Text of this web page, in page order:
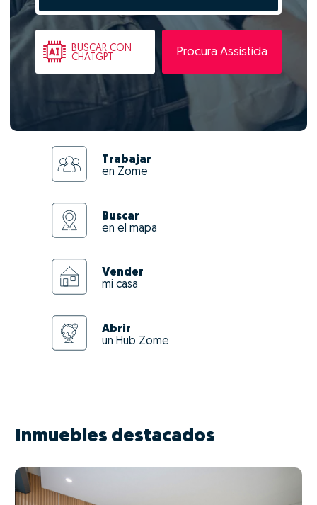
BUSCAR CON
CHATGPT
Procura Assistida
Trabajar
en Zome
Buscar
en el mapa
Vender
mi casa
Abrir
un Hub Zome
Inmuebles destacados